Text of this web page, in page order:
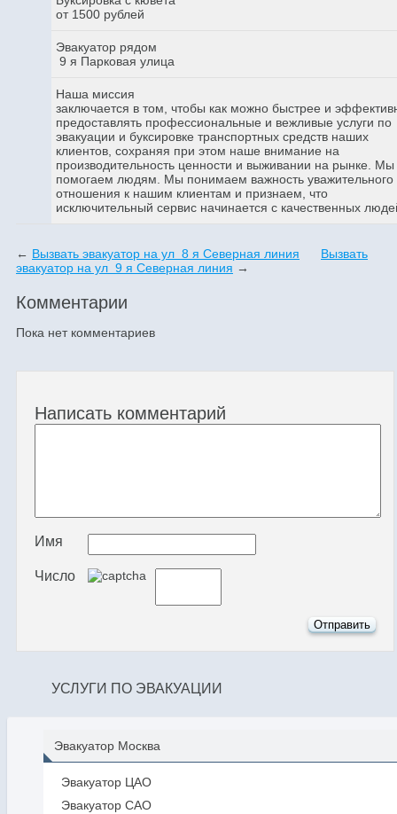
от 1500 рублей
Эвакуатор рядом
9 я Парковая улица
Наша миссия
заключается в том, чтобы как можно быстрее и
предоставлять профессиональные и вежливые услуги по
эвакуации и буксировке транспортных средств наших
клиентов, сохраняя при этом наше внимание на
производительность ценности и выживании на рынке. Мы
помогаем людям. Мы понимаем важность уважительного
отношения к нашим клиентам и признаем, что
исключительный сервис начинается с качественных
← Вызвать эвакуатор на ул 8 я Северная линия
Вызвать
эвакуатор на ул 9 я Северная линия →
Комментарии
Пока нет комментариев
Написать комментарий
Имя
Число
УСЛУГИ ПО ЭВАКУАЦИИ
Эвакуатор Москва
Эвакуатор ЦАО
Эвакуатор САО